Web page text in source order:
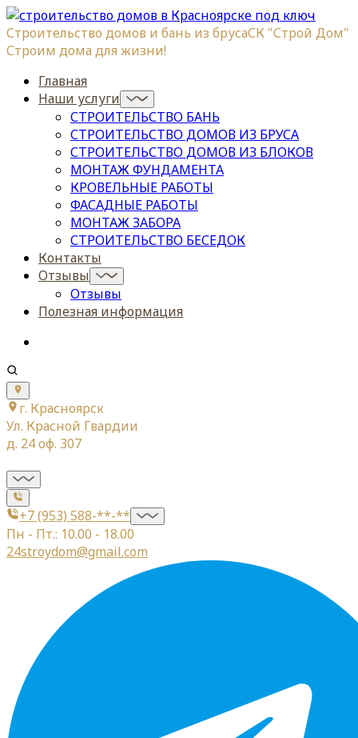
Строительство домов и бань из брусаСК "Строй Дом"
Строим дома для жизни!
Главная
Наши услуги
СТРОИТЕЛЬСТВО БАНЬ
СТРОИТЕЛЬСТВО ДОМОВ ИЗ БРУСА
СТРОИТЕЛЬСТВО ДОМОВ ИЗ БЛОКОВ
МОНТАЖ ФУНДАМЕНТА
КРОВЕЛЬНЫЕ РАБОТЫ
ФАСАДНЫЕ РАБОТЫ
МОНТАЖ ЗАБОРА
СТРОИТЕЛЬСТВО БЕСЕДОК
Контакты
Отзывы
Отзывы
Полезная информация
г. Красноярск
Ул. Красной Гвардии
д. 24 оф. 307
+7 (953) 588-**-**
Пн - Пт.: 10.00 - 18.00
24stroydom@gmail.com